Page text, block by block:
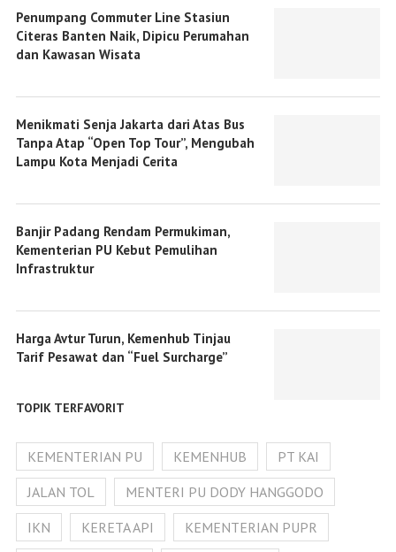
Penumpang Commuter Line Stasiun
Citeras Banten Naik, Dipicu Perumahan
dan Kawasan Wisata
Menikmati Senja Jakarta dari Atas Bus
Tanpa Atap “Open Top Tour”, Mengubah
Lampu Kota Menjadi Cerita
Banjir Padang Rendam Permukiman,
Kementerian PU Kebut Pemulihan
Infrastruktur
Harga Avtur Turun, Kemenhub Tinjau
Tarif Pesawat dan “Fuel Surcharge”
TOPIK TERFAVORIT
KEMENTERIAN PU KEMENHUB
PT KAI
JALAN TOL
MENTERI PU DODY HANGGODO
IKN
KERETA API
KEMENTERIAN PUPR